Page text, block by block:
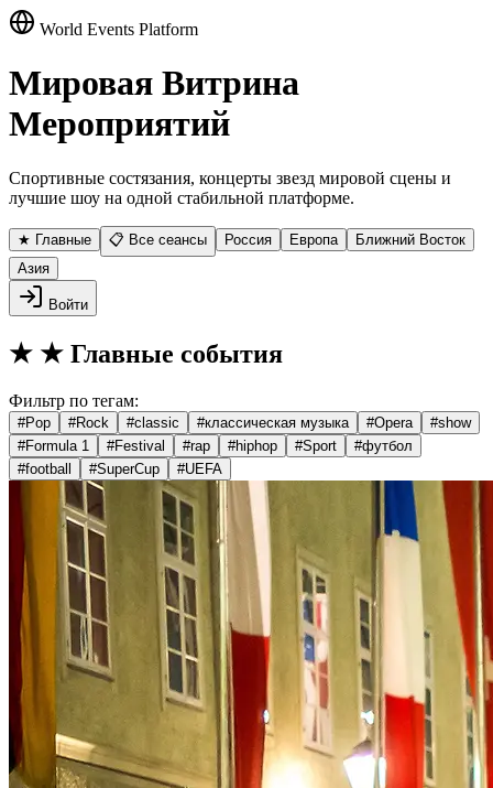
World Events Platform
Мировая Витрина
Мероприятий
Спортивные состязания, концерты звезд мировой сцены и
лучшие шоу на одной стабильной платформе.
★ Главные 📋 Все сеансы Россия Европа
Ближний Восток
Азия
Войти
★ ★ Главные события
Фильтр по тегам:
#Pop #Rock #classic #классическая музыка #Opera #show
#Formula 1 #Festival #rap #hiphop #Sport #футбол
#football #SuperCup #UEFA